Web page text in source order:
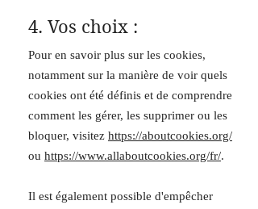
4. Vos choix :
Pour en savoir plus sur les cookies,
notamment sur la manière de voir quels
cookies ont été définis et de comprendre
comment les gérer, les supprimer ou les
bloquer, visitez https://aboutcookies.org/
ou https://www.allaboutcookies.org/fr/.
Il est également possible d'empêcher